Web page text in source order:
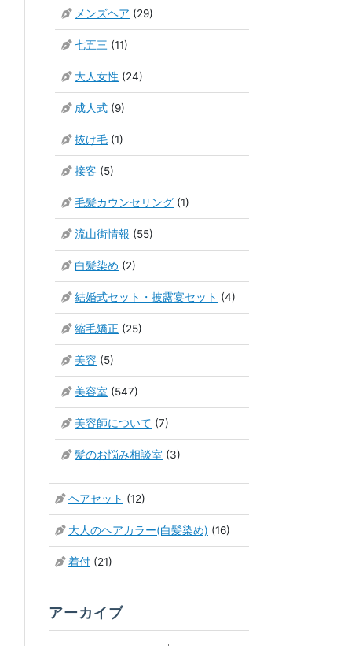
メンズヘア (29)
七五三 (11)
大人女性 (24)
成人式 (9)
抜け毛 (1)
接客 (5)
毛髪カウンセリング (1)
流山街情報 (55)
白髪染め (2)
結婚式セット・披露宴セット (4)
縮毛矯正 (25)
美容 (5)
美容室 (547)
美容師について (7)
髪のお悩み相談室 (3)
ヘアセット (12)
大人のヘアカラー(白髪染め) (16)
着付 (21)
アーカイブ